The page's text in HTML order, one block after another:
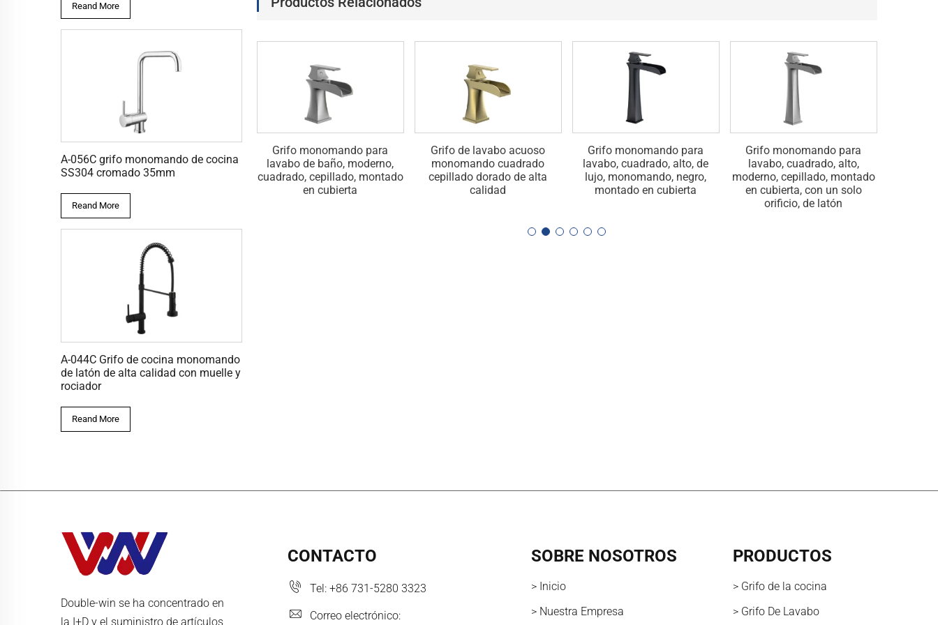
Reand More
A-056C grifo monomando de cocina
SS304 cromado 35mm
Reand More
A-044C Grifo de cocina monomando
de latón de alta calidad con muelle y
rociador
Reand More
cuadrados,
montados
monomando cuadrado de
lujo montado en cubierta B-
Grifo monomando para
lavabo de baño, moderno,
cuadrado, cepillado, montado
en cubierta
Grifo de lavabo acuoso
monomando cuadrado
cepillado dorado de alta
calidad
Grifo monomando para
lavabo, cuadrado, alto, de
lujo, monomando, negro,
montado en cubierta
Grifo monomando para
lavabo, cuadrado, alto,
moderno, cepillado, montado
en cubierta, con un solo
orificio, de latón
Double-win se ha concentrado en
la I+D y el suministro de artículos
CONTACTO
Tel:+86 731-5280 3323
Correo electrónico:
SOBRE NOSOTROS
> Inicio
> Nuestra Empresa
PRODUCTOS
> Grifo de la cocina
> Grifo De Lavabo